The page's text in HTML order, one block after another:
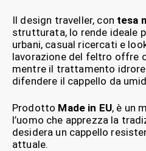
Il design traveller, con tesa
strutturata, lo rende ideale
urbani, casual ricercati e
lavorazione del feltro offre
mentre il trattamento
difendere il cappello da
Prodotto Made in EU, è un
l’uomo che apprezza la
desidera un cappello
attuale.